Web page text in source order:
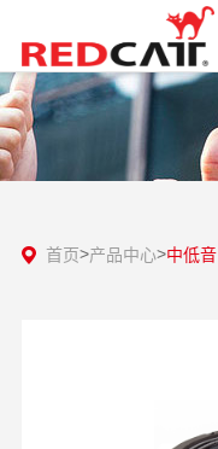
首页>产品中心>中低音